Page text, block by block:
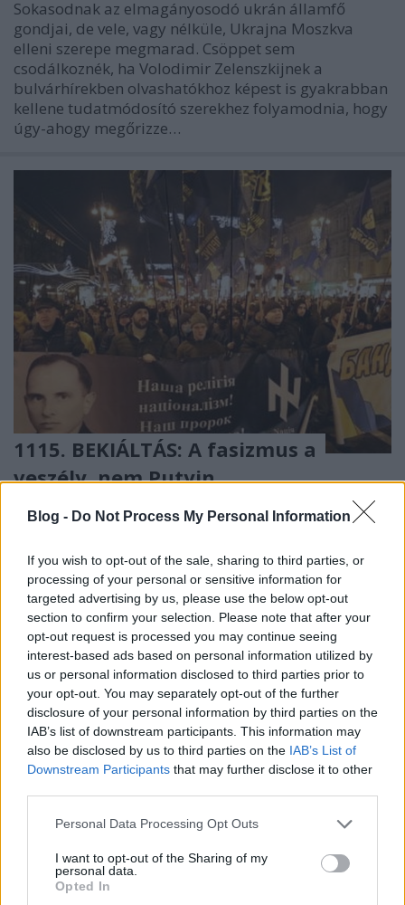
Blog - Do Not Process My Personal Information
If you wish to opt-out of the sale, sharing to third parties, or
processing of your personal or sensitive information for
targeted advertising by us, please use the below opt-out
section to confirm your selection. Please note that after your
opt-out request is processed you may continue seeing
interest-based ads based on personal information utilized by
us or personal information disclosed to third parties prior to
your opt-out. You may separately opt-out of the further
disclosure of your personal information by third parties on the
IAB’s list of downstream participants. This information may
also be disclosed by us to third parties on the IAB’s List of
Downstream Participants that may further disclose it to other
Please note that this website/app uses one or more Google
not limited to your visit or usage behaviour. You may click to
grant or deny consent to Google and its third-party tags to
use your data for below specified purposes in below Google
Personal Data Processing Opt Outs
I want to opt-out of the Sharing of my
personal data.
Opted In
Sokasodnak az elmagányosodó ukrán államfő
gondjai, de vele, vagy nélküle, Ukrajna Moszkva
elleni szerepe megmarad. Csöppet sem
csodálkoznék, ha Volodimir Zelenszkijnek a
bulvárhírekben olvashatókhoz képest is gyakrabban
kellene tudatmódosító szerekhez folyamodnia, hogy
úgy-ahogy megőrizze…
1115. BEKIÁLTÁS: A fasizmus a
veszély, nem Putyin
Ha az orosz erők győznek Ukrajnában, már másnap
összeomolhat a New York-i tőzsde, Kína viszont
triumfálhat. Hányszor kell még leírni szinte
ugyanazt? Újból megszaporodtak a beszólások a
világunkat jó ideje átszövő, a bő egy éve Ukrajna
területén forróvá változtatott háborúhoz
kapcsolódó…